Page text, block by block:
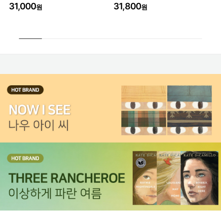
31,000원 31,800원